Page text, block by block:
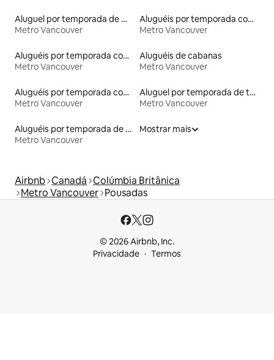
Aluguel por temporada de microcasas
Metro Vancouver
Aluguéis por temporada com acesso à praia
Metro Vancouver
Aluguéis por temporada com caiaque
Metro Vancouver
Aluguéis de cabanas
Metro Vancouver
Aluguéis por temporada com café da manhã
Metro Vancouver
Aluguel por temporada de townhouses
Metro Vancouver
Aluguéis por temporada de acomodações de luxo
Metro Vancouver
Mostrar mais
Airbnb Canadá Colúmbia Britânica
Metro Vancouver Pousadas
© 2026 Airbnb, Inc.
Privacidade
Termos